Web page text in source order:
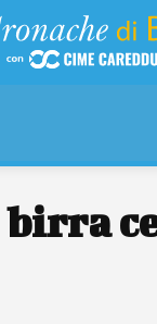
birra